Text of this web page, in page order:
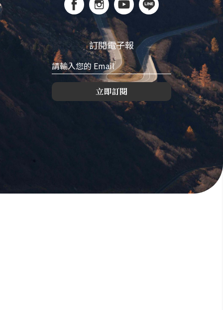
訂閱電子報
立即訂閱